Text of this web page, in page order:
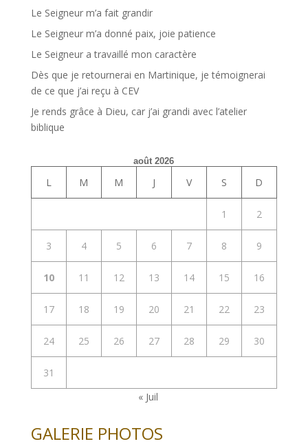
Le Seigneur m’a fait grandir
Le Seigneur m’a donné paix, joie patience
Le Seigneur a travaillé mon caractère
Dès que je retournerai en Martinique, je témoignerai
de ce que j’ai reçu à CEV
Je rends grâce à Dieu, car j’ai grandi avec l’atelier
biblique
août 2026
L M M J V S D
1 2
3 4 5 6 7 8 9
10 11 12 13 14 15 16
17 18 19 20 21 22 23
24 25 26 27 28 29 30
31
« Juil
GALERIE PHOTOS